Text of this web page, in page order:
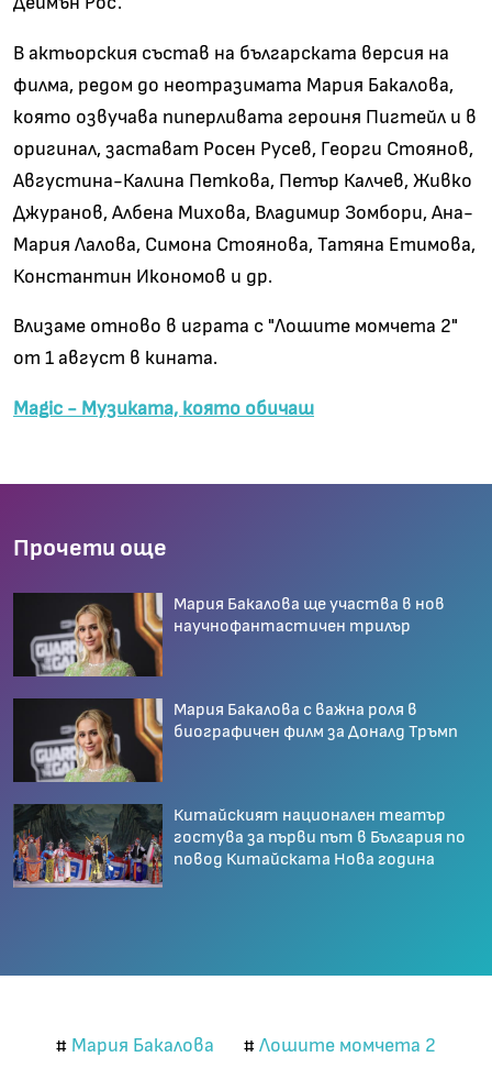
В актьорския състав на българската версия на
филма, редом до неотразимата Мария Бакалова,
която озвучава пиперливата героиня Пигтейл и в
оригинал, застават Росен Русев, Георги Стоянов,
Августина-Калина Петкова, Петър Калчев, Живко
Джуранов, Албена Михова, Владимир Зомбори, Ана-
Мария Лалова, Симона Стоянова, Татяна Етимова,
Константин Икономов и др.
Влизаме отново в играта с "Лошите момчета 2"
от 1 август в кината.
Magic - Музиката, която обичаш
Прочети още
Мария Бакалова ще участва в нов
научнофантастичен трилър
Мария Бакалова с важна роля в
биографичeн филм за Доналд Тръмп
Китайският национален театър
гостува за първи път в България по
повод Китайската Нова година
# Мария Бакалова # Лошите момчета 2